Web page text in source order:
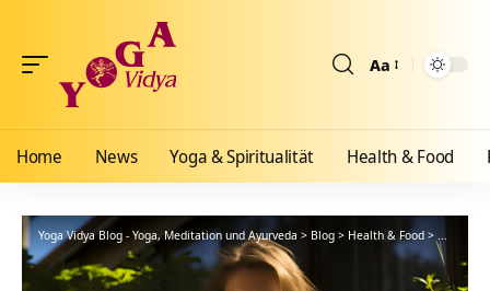
Aa
Home News Yoga & Spiritualität Health & Food
Yoga Vidya Blog - Yoga, Meditation und Ayurveda > Blog > Health & Food >